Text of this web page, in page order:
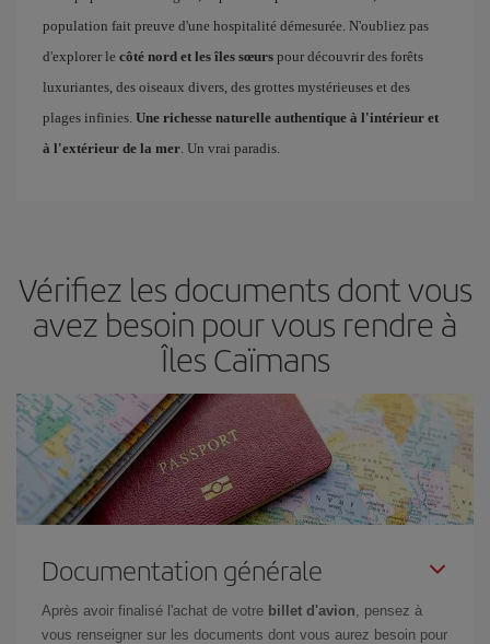
population fait preuve d'une hospitalité démesurée. N'oubliez pas
d'explorer le côté nord et les îles sœurs pour découvrir des forêts
luxuriantes, des oiseaux divers, des grottes mystérieuses et des
plages infinies. Une richesse naturelle authentique à l'intérieur et
à l'extérieur de la mer . Un vrai paradis.
Vérifiez les documents dont vous
avez besoin pour vous rendre à
Îles Caïmans
Documentation générale
Après avoir finalisé l'achat de votre billet d'avion , pensez à
vous renseigner sur les documents dont vous aurez besoin pour